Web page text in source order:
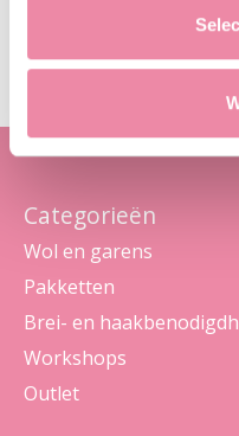
Categorieën
Wol en garens
Pakketten
Brei- en
Workshops
Outlet